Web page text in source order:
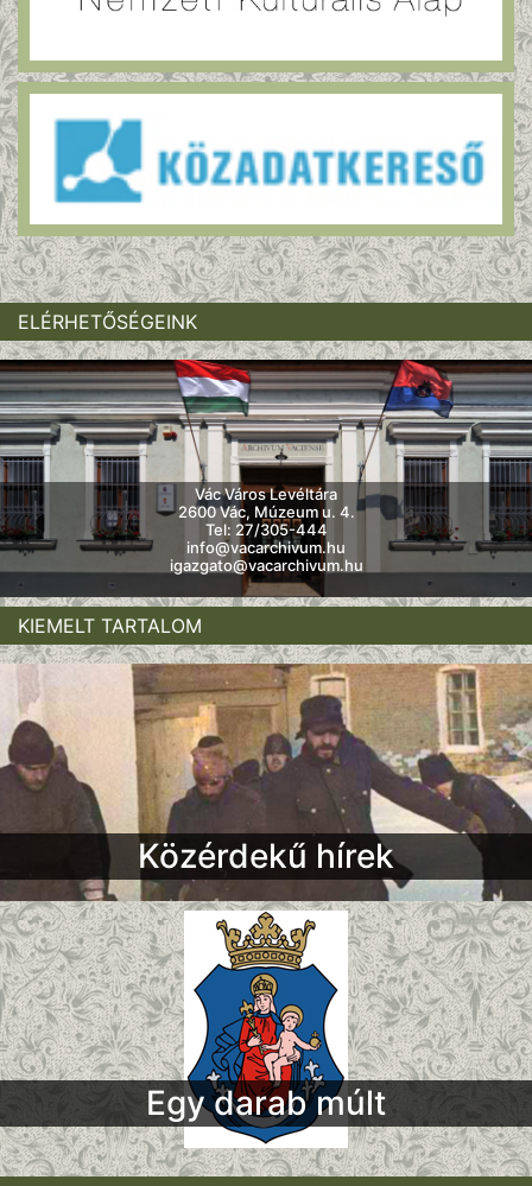
ELÉRHETŐSÉGEINK
Vác Város Levéltára
2600 Vác, Múzeum u. 4.
Tel: 27/305-444
info@vacarchivum.hu
igazgato@vacarchivum.hu
KIEMELT TARTALOM
Közérdekű hírek
Egy darab múlt